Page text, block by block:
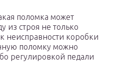
поломка может
из строя не только
неисправности коробки
поломку можно
регулировкой педали